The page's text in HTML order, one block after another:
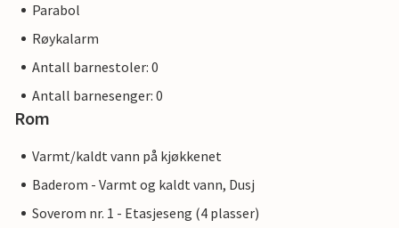
Parabol
Røykalarm
Antall barnestoler: 0
Antall barnesenger: 0
Rom
Varmt/kaldt vann på kjøkkenet
Baderom - Varmt og kaldt vann, Dusj
Soverom nr. 1 - Etasjeseng (4 plasser)